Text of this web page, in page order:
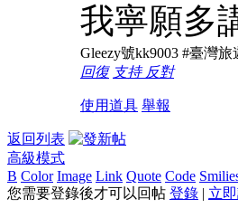
我寧願多
Gleezy號kk9003 #臺灣
回復 支持 反對
使用道具 舉報
返回列表
高級模式
B Color Image Link Quote Code
您需要登錄後才可以回帖 登錄 | 立